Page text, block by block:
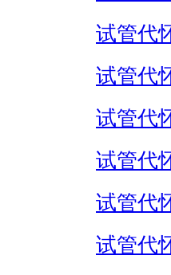
试管代
试管代
试管代
试管代
试管代
试管代